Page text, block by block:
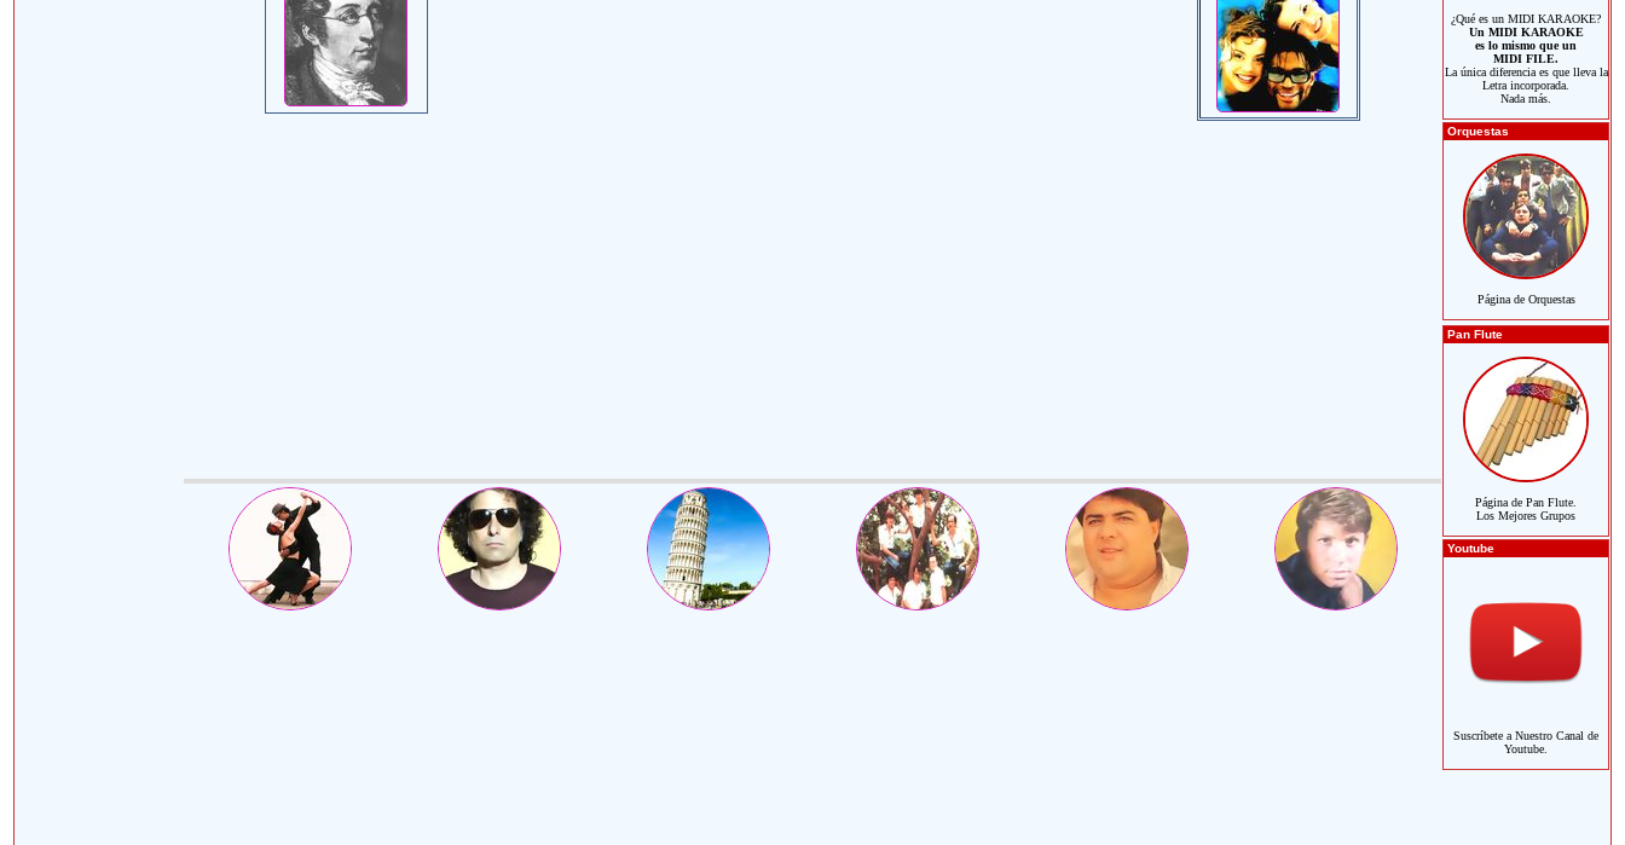
¿Qué es un MIDI KARAOKE?
Un MIDI KARAOKE
es lo mismo que un
MIDI FILE.
La única diferencia es que lleva la
Letra incorporada.
Nada más.
Orquestas
Página de Orquestas
Pan Flute
Página de Pan Flute.
Los Mejores Grupos
Youtube
Suscríbete a Nuestro Canal de
Youtube.